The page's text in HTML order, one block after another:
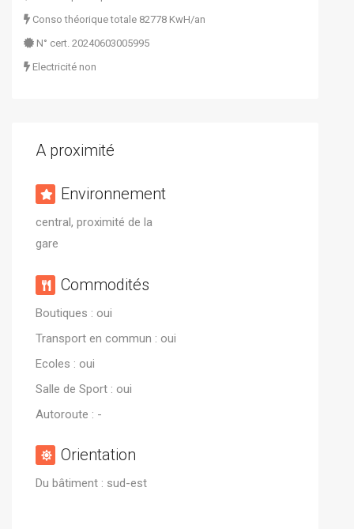
Conso théorique totale 82778 KwH/an
N° cert. 20240603005995
Electricité non
A proximité
Environnement
central, proximité de la
gare
Commodités
Boutiques : oui
Transport en commun : oui
Ecoles : oui
Salle de Sport : oui
Autoroute : -
Orientation
Du bâtiment : sud-est